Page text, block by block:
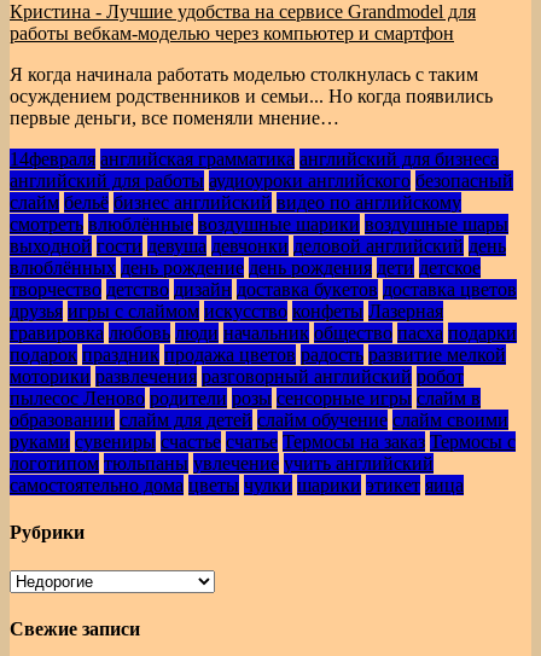
Кристина - Лучшие удобства на сервисе Grandmodel для
работы вебкам-моделью через компьютер и смартфон
Я когда начинала работать моделью столкнулась с таким
осуждением родственников и семьи... Но когда появились
первые деньги, все поменяли мнение…
14февраля английская грамматика английский для бизнеса
английский для работы аудиоуроки английского безопасный
слайм бельё бизнес английский видео по английскому
смотреть влюблённые воздушные шарики воздушные шары
выходной гости девуша девчонки деловой английский день
влюблённых день рождение день рождения дети детское
творчество детство дизайн доставка букетов доставка цветов
друзья игры с слаймом искусство конфеты Лазерная
гравировка любовь люди начальник общество пасха подарки
подарок праздник продажа цветов радость развитие мелкой
моторики развлечения разговорный английский робот
пылесос Леново родители розы сенсорные игры слайм в
образовании слайм для детей слайм обучение слайм своими
руками сувениры счастье счатье Термосы на заказ Термосы с
логотипом тюльпаны увлечение учить английский
самостоятельно дома цветы чулки шарики этикет яица
Рубрики
Рубрики
Свежие записи